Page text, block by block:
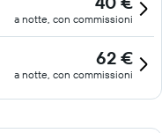
a notte, con commissioni
62 €
a notte, con commissioni